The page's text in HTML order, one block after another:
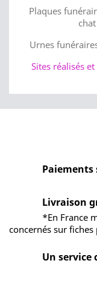
Plaques
Urnes
Sites réalisés et
Paiements
Livraison
*En France
concernés sur
Un service